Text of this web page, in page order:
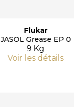
Flukar
JASOL Grease EP 0
9 Kg
Voir les détails